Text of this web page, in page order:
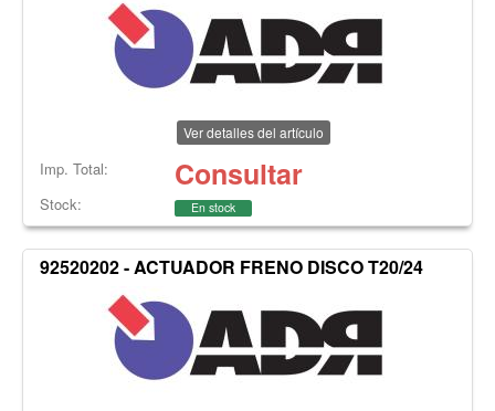
Ver detalles del artículo
Imp. Total: Consultar
Stock: En stock
92520202 - ACTUADOR FRENO DISCO T20/24